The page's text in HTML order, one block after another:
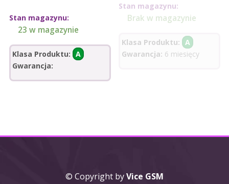
Stan magazynu:
23 w magazynie
Klasa Produktu: A
Gwarancja:
Stan magazynu:
Brak w magazynie
Klasa Produktu: A
Gwarancja: 6 miesięcy
© Copyright byVice GSM